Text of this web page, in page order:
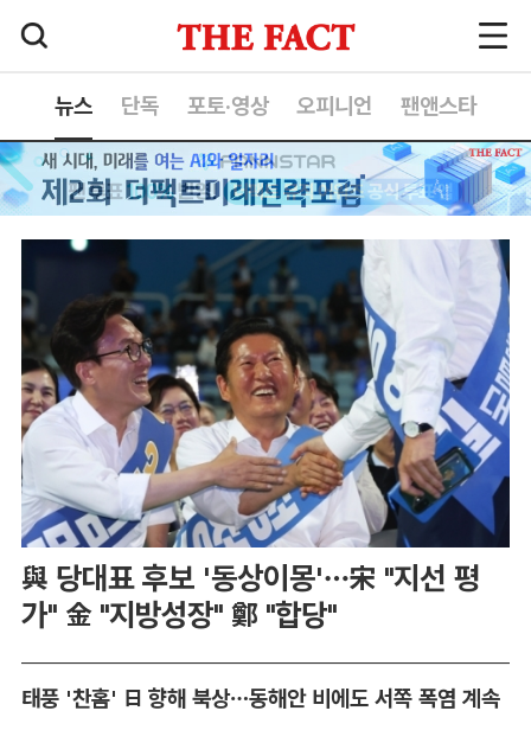
뉴스 단독 포토·영상 오피니언 팬앤스타
與 당대표 후보 '동상이몽'…宋 "지선 평
가" 金 "지방성장" 鄭 "합당"
태풍 '찬홈' 日 향해 북상…동해안 비에도 서쪽 폭염 계속